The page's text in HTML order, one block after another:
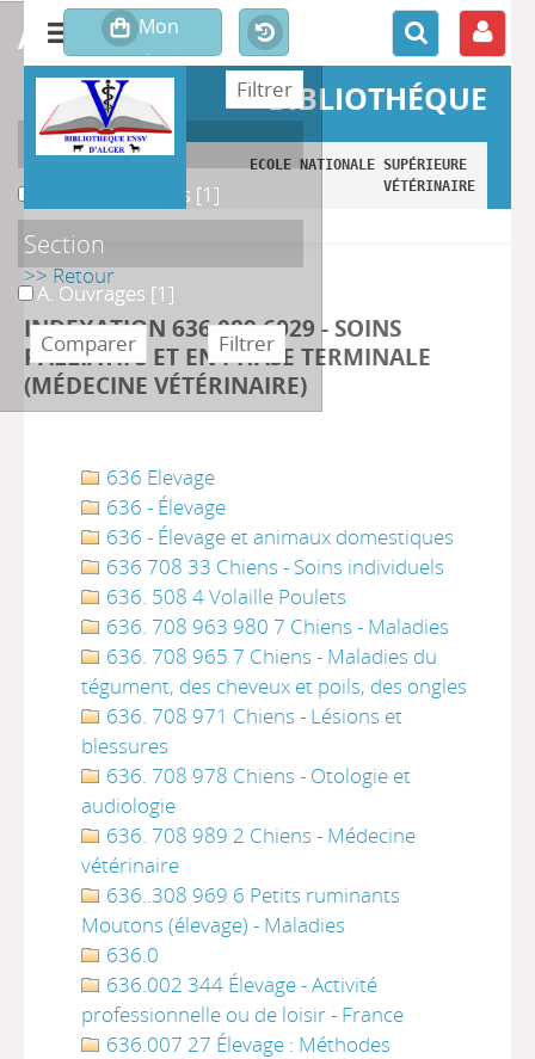
BIBLIOTHÉQUE
ECOLE NATIONALE SUPÉRIEURE
VÉTÉRINAIRE
>> Retour
INDEXATION 636.089 6029 - SOINS
PALLIATIFS ET EN PHASE TERMINALE
(MÉDECINE VÉTÉRINAIRE)
636 Elevage
636 - Élevage
636 - Élevage et animaux domestiques
636 708 33 Chiens - Soins individuels
636. 508 4 Volaille Poulets
636. 708 963 980 7 Chiens - Maladies
636. 708 965 7 Chiens - Maladies du
tégument, des cheveux et poils, des ongles
636. 708 971 Chiens - Lésions et
blessures
636. 708 978 Chiens - Otologie et
audiologie
636. 708 989 2 Chiens - Médecine
vétérinaire
636..308 969 6 Petits ruminants
Moutons (élevage) - Maladies
636.0
636.002 344 Élevage - Activité
professionnelle ou de loisir - France
636.007 27 Élevage : Méthodes
affiner ou comparer
Localisation
A. Monographies
A. Monographies [1]
Section
A. Ouvrages
A. Ouvrages [1]